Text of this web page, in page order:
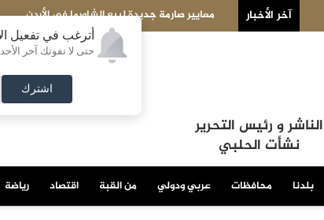
أترغب في تفعيل
حتى لا تفوتك آخر
اشترك
آخر الأخبار
في الأردن
الناشر و رئيس التحرير
نشأت الحلبي
بلدنا محافظات عربي ودولي من القبة اقتصاد رياضة